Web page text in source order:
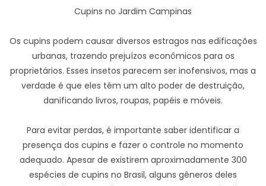
Cupins no Jardim Campinas
Os cupins podem causar diversos estragos nas edificações
urbanas, trazendo prejuízos econômicos para os
proprietários. Esses insetos parecem ser inofensivos, mas a
verdade é que eles têm um alto poder de destruição,
danificando livros, roupas, papéis e móveis.
Para evitar perdas, é importante saber identificar a
presença dos cupins e fazer o controle no momento
adequado. Apesar de existirem aproximadamente 300
espécies de cupins no Brasil, alguns gêneros deles